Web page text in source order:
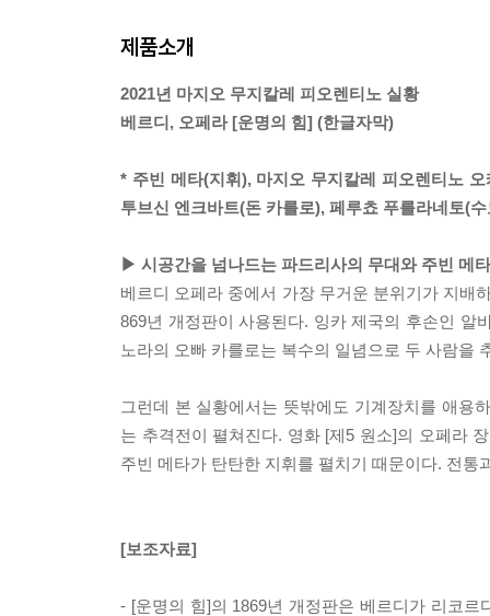
제품소개
2021년 마지오 무지칼레 피오렌티노 실황
베르디, 오페라 [운명의 힘] (한글자막)
* 주빈 메타(지휘), 마지오 무지칼레 피오렌티노
투브신 엔크바트(돈 카를로), 페루쵸 푸를라네토(
▶ 시공간을 넘나드는 파드리사의 무대와 주빈 메
베르디 오페라 중에서 가장 무거운 분위기가 지배
869년 개정판이 사용된다. 잉카 제국의 후손인 알
노라의 오빠 카를로는 복수의 일념으로 두 사람을
그런데 본 실황에서는 뜻밖에도 기계장치를 애용
는 추격전이 펼쳐진다. 영화 [제5 원소]의 오페라
주빈 메타가 탄탄한 지휘를 펼치기 때문이다. 전통
[보조자료]
- [운명의 힘]의 1869년 개정판은 베르디가 리코